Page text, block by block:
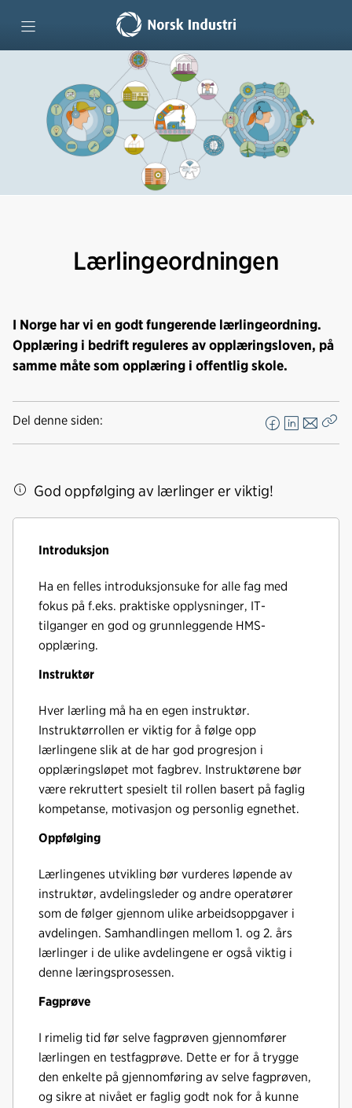
Teknologiutdanninger
Vi menerLærlingeordningen
I Norge har vi en godt fungerende lærlingeordning.
Opplæring i bedrift reguleres av opplæringsloven, på
samme måte som opplæring i offentlig skole.
Del denne siden:
F
a
e
L
i
E
-
God oppfølging av lærlinger er viktig!
Introduksjon
Ha en felles introduksjonsuke for alle fag med
fokus på f.eks. praktiske opplysninger, IT-
tilganger en god og grunnleggende HMS-
opplæring.
Instruktør
Hver lærling må ha en egen instruktør.
Instruktørrollen er viktig for å følge opp
lærlingene slik at de har god progresjon i
opplæringsløpet mot fagbrev. Instruktørene bør
være rekruttert spesielt til rollen basert på faglig
kompetanse, motivasjon og personlig egnethet.
Oppfølging
Lærlingenes utvikling bør vurderes løpende av
instruktør, avdelingsleder og andre operatører
som de følger gjennom ulike arbeidsoppgaver i
avdelingen. Samhandlingen mellom 1. og 2. års
lærlinger i de ulike avdelingene er også viktig i
denne læringsprosessen.
Fagprøve
I rimelig tid før selve fagprøven gjennomfører
lærlingen en testfagprøve. Dette er for å trygge
den enkelte på gjennomføring av selve fagprøven,
og sikre at nivået er faglig godt nok for å kunne